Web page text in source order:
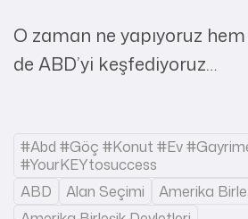
O zaman ne yapıyoruz
de ABD’yi keşfediyoruz…
#abd #göç #konut #ev
#yourKEYtosuccess
ABD
Alan Seçimi
Amerika